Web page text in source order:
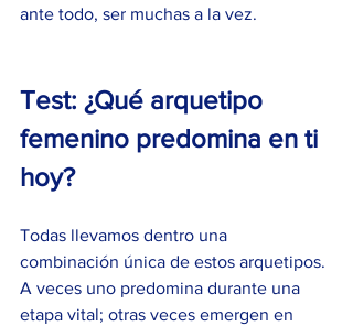
ante todo, ser muchas a la vez.
Test: ¿Qué arquetipo
femenino predomina en ti
hoy?
Todas llevamos dentro una
combinación única de estos arquetipos.
A veces uno predomina durante una
etapa vital; otras veces emergen en